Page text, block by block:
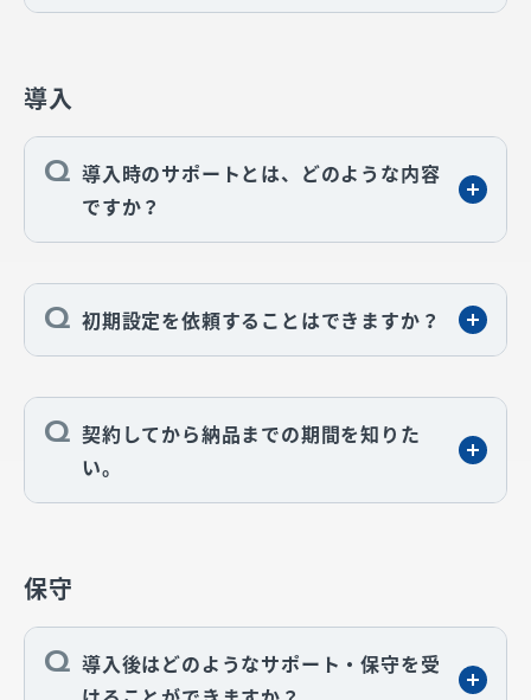
導入
導入時のサポートとは、どのような内容
ですか？
初期設定を依頼することはできますか？
契約してから納品までの期間を知りた
い。
保守
導入後はどのようなサポート・保守を受